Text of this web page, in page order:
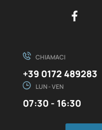
CHIAMACI
+39 0172 489283
LUN - VEN
07:30 - 16:30